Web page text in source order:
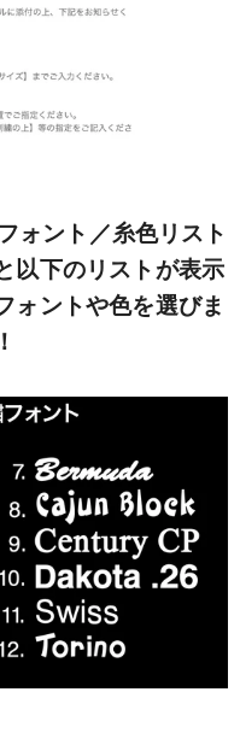
ォント／糸色リスト
以下のリストが表示
ォントや色を選びま